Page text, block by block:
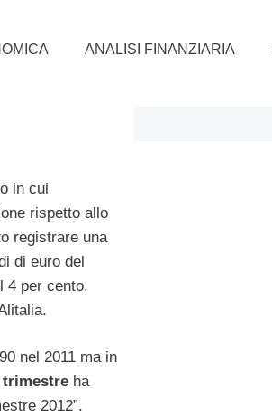
ANALISI FINANZIARIA
in cui
rispetto allo
registrare una
di euro del
4 per cento.
nel 2011 ma in
trimestre ha
2012”.